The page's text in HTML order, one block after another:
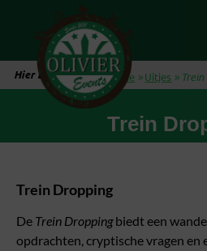
Hier ben je: Home »Uitjes »
Trein
Trein Dropping
De Trein Droppingbiedt een
opdrachten, cryptische vragen en